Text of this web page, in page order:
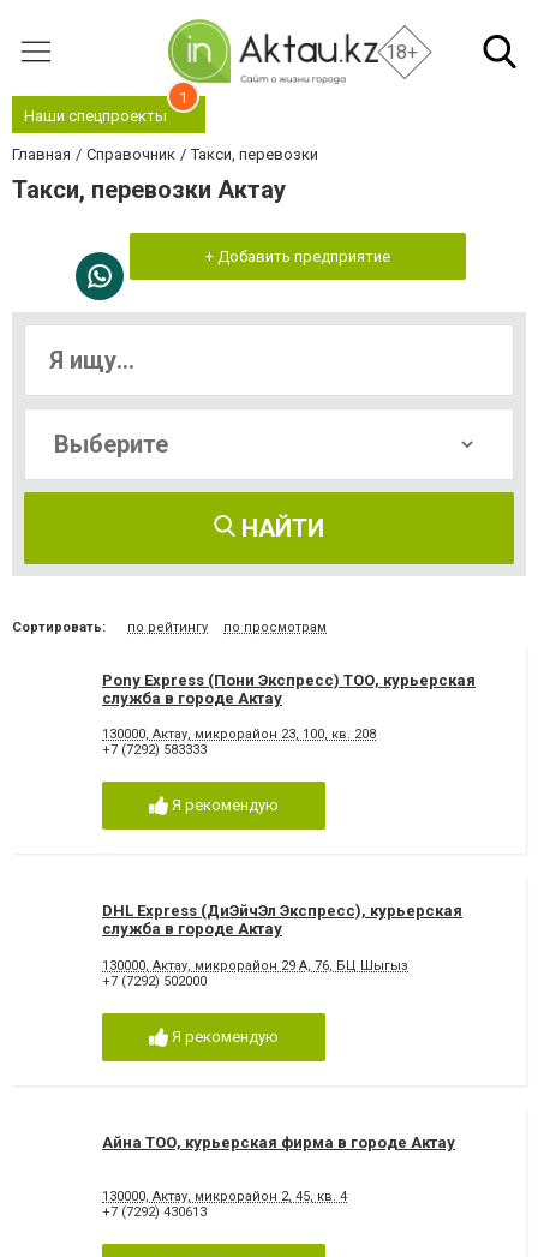
18+
Наши спецпроекты
1
Главная Справочник Такси, перевозки
Такси, перевозки Актау
+ Добавить предприятие
НАЙТИ
Сортировать: по рейтингу по просмотрам
Pony Express (Пони Экспресс) ТОО, курьерская
служба в городе Актау
130000, Актау, микрорайон 23, 100, кв. 208
+7 (7292) 583333
Я рекомендую
DHL Express (ДиЭйчЭл Экспресс), курьерская
служба в городе Актау
130000, Актау, микрорайон 29 А, 76, БЦ Шыгыз
+7 (7292) 502000
Я рекомендую
Айна ТОО, курьерская фирма в городе Актау
130000, Актау, микрорайон 2, 45, кв. 4
+7 (7292) 430613